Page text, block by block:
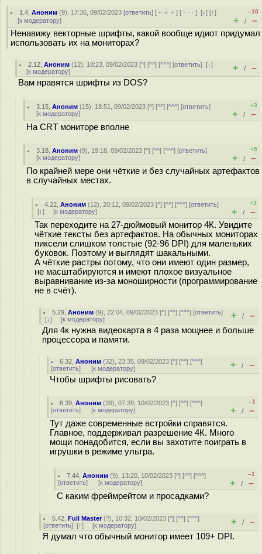
1.4 ,Аноним (9), 17:36, 09/02/2023 [ответить] [ ﹢﹢﹢] [ · · ·][↓] [↑]
[к модератору]
–10
+ / –
Ненавижу векторные шрифты, какой вообще идиот придумал
использовать их на мониторах?
2.12 ,Аноним (12), 18:23, 09/02/2023 [^] [^^] [^^^] [ответить][↓]
[к модератору] + / –
Вам нравятся шрифты из DOS?
3.15 ,Аноним (15), 18:51, 09/02/2023 [^] [^^] [^^^] [ответить]
[к модератору]
+3
+ / –
На CRT мониторе вполне
3.18 ,Аноним (9), 19:18, 09/02/2023 [^] [^^] [^^^] [ответить]
[к модератору]
+5
+ / –
По крайней мере они чёткие и без случайных артефактов
в случайных местах.
4.22 ,Аноним (12), 20:12, 09/02/2023 [^] [^^] [^^^] [ответить]
[↓] [к модератору]
+3
+ / –
Так переходите на 27-дюймовый монитор 4К. Увидите
чёткие тексты без артефактов. На обычных мониторах
пиксели слишком толстые (92-96 DPI) для маленьких
буковок. Поэтому и выглядят шакальными.
А чёткие растры потому, что они имеют один размер,
не масштабируются и имеют плохое визуальное
выравнивание из-за моноширности (программирование
не в счёт).
5.29 ,Аноним (9), 22:04, 09/02/2023 [^] [^^] [^^^] [ответить]
[↓] [к модератору] + / –
Для 4к нужна видеокарта в 4 раза мощнее и больше
процессора и памяти.
6.32 ,Аноним (32), 23:35, 09/02/2023 [^] [^^] [^^^]
[ответить] [к модератору] + / –
Чтобы шрифты рисовать?
6.39 ,Аноним (39), 07:39, 10/02/2023 [^] [^^] [^^^]
[ответить] [к модератору]
–1
+ / –
Тут даже современные встройки справятся.
Главное, поддерживал разрешение 4К. Много
мощи понадобится, если вы захотите поиграть в
игрушки в режиме ультра.
7.44 ,Аноним (9), 13:20, 10/02/2023 [^] [^^] [^^^]
[ответить] [к модератору]
–1
+ / –
С каким фреймрейтом и просадками?
5.42 ,Full Master(?), 10:32, 10/02/2023 [^] [^^] [^^^]
[ответить] [↑] [к модератору] + / –
Я думал что обычный монитор имеет 109+ DPI.